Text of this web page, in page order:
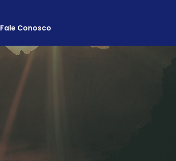
Fale Conosco